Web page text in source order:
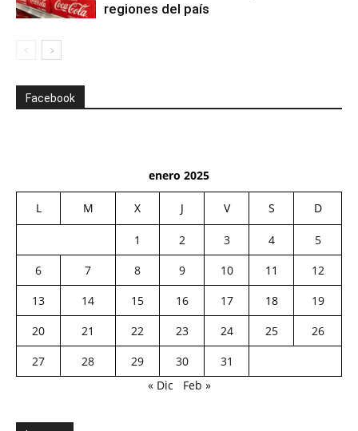
regiones del país
Facebook
enero 2025
L M X J V S D
1 2 3 4
5
6
7 8 9 10 11
12
13
14 15 16 17 18
19
20
21 22 23 24 25
26
27
28 29 30
31
« Dic
Feb »